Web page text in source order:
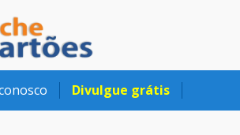
Divulgue grátis